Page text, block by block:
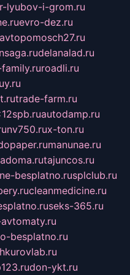
lyubov-i-grom.ru
evro-dez.ru
avtopomosch27.ru
delanalad.ru
roadli.ru
trade-farm.ru
autodamp.ru
nv750.rux-ton.ru
manunae.ru
tajuncos.ru
besplatno.rusplclub.ru
cleanmedicine.ru
seks-365.ru
besplatno.ru
don-ykt.ru